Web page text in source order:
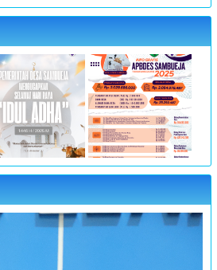
: Kantor Desa Sambueja
: JUFRI (SEKDES SAMBUEJA)
: 25 Juli 2023 09:00:00
Kantor Desa Sambueja
T.A 2023
Kantor Desa Sambueja